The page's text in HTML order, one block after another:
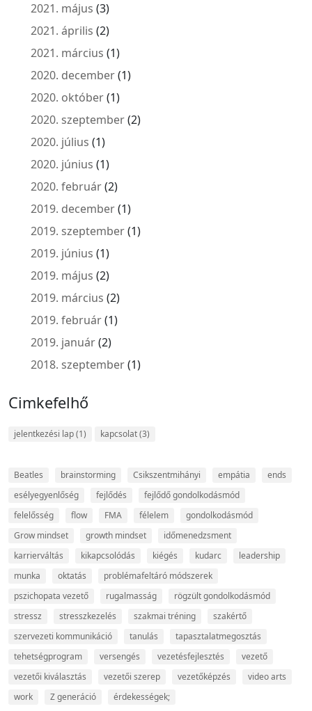
2021. május (3)
2021. április (2)
2021. március (1)
2020. december(1)
2020. október(1)
2020. szeptember(2)
2020. július (1)
2020. június (1)
2020. február(2)
2019. december(1)
2019. szeptember(1)
2019. június (1)
2019. május (2)
2019. március (2)
2019. február(1)
2019. január(2)
2018. szeptember(1)
Cimkefelhő
jelentkezési lap(1) kapcsolat(3)
Beatles brainstorming Csikszentmihányi empátia
ends
esélyegyenlőség
fejlődés
fejlődő gondolkodásmód
felelősség
flow FMA félelem
gondolkodásmód
Grow mindset
growth mindset
időmenedzsment
karrierváltás
kikapcsolódás kiégés kudarc
leadership
munka
oktatás
problémafeltáró módszerek
pszichopata vezető
rugalmasság
rögzült gondolkodásmód
stressz
stresszkezelés szakmai tréning
szakértő
szervezeti kommunikáció
tanulás
tapasztalatmegosztás
tehetségprogram
versengés vezetésfejlesztés
vezető
vezetői kiválasztás
vezetői szerep vezetőképzés
video arts
work
Z generáció érdekességek;